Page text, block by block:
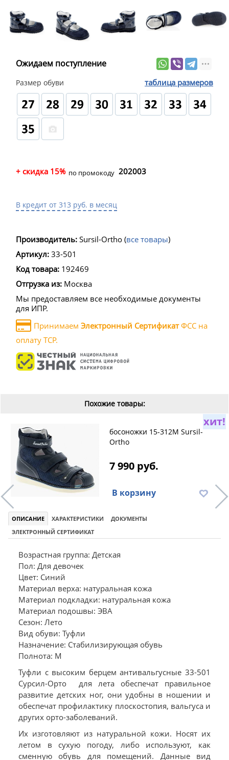
Ожидаем поступление
Размер обуви таблица размеров
+ скидка 15% по промокоду 202003
В кредит от 313 руб. в месяц
Производитель: Sursil-Ortho (все товары)
Артикул: 33-501
Код товара: 192469
Отгрузка из: Москва
Мы предоставляем все необходимые документы
для ИПР.
Принимаем Электронный СертификатФСС на
оплату ТСР.
Похожие товары:
хит!
босоножки 15-312M Sursil-
Ortho
7 990 руб.
В корзину
ОПИСАНИЕ ХАРАКТЕРИСТИКИ
ДОКУМЕНТЫ
ЭЛЕКТРОННЫЙ СЕРТИФИКАТ
Возрастная группа: Детская
Пол: Для девочек
Цвет: Синий
Материал верха: натуральная кожа
Материал подкладки: натуральная кожа
Материал подошвы: ЭВА
Сезон: Лето
Вид обуви: Туфли
Назначение: Стабилизирующая обувь
Полнота: M
Туфли с высоким берцем антивальгусные 33-501
Сурсил-Орто для лета обеспечат правильное
развитие детских ног, они удобны в ношении и
обеспечат профилактику плоскостопия, вальгуса и
других орто-заболеваний.
Их изготовляют из натуральной кожи. Носят их
летом в сухую погоду, либо используют, как
сменную обувь для помещений. Данные вид